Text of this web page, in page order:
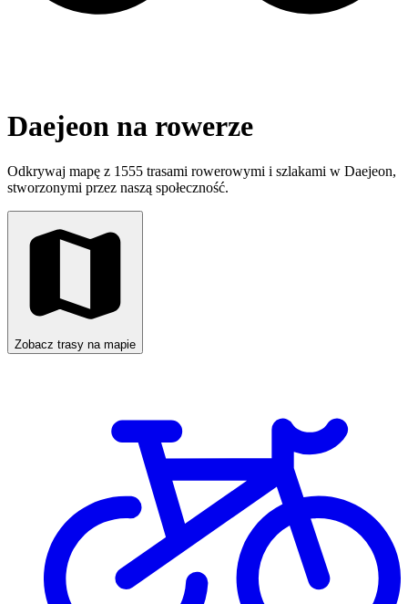
Daejeon na rowerze
Odkrywaj mapę z 1555 trasami rowerowymi i szlakami w Daejeon,
stworzonymi przez naszą społeczność.
Zobacz trasy na mapie